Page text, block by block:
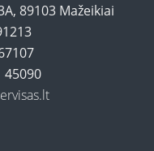
89103 Mažeikiai
45090